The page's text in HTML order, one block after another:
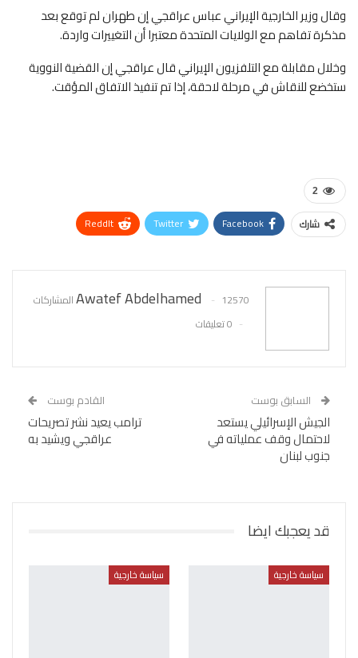
وقال وزير الخارجية الإيراني عباس عراقجي إن طهران لم توقع بعد
مذكرة تفاهم مع الولايات المتحدة معتبرا أن التغييرات واردة.
وخلال مقابلة مع التلفزيون الإيراني قال عراقجي إن القضية النووية
ستخضع للنقاش في مرحلة لاحقة، إذا تم تنفيذ الاتفاق المؤقت.
2
شارك Facebook
Twitter
ReddIt
Awatef Abdelhamed
12570 المشاركات
0 تعليقات
السابق بوست
الجيش الإسرائيلي يستعد
لاحتمال وقف عملياته في
جنوب لبنان
القادم بوست
ترامب يعيد نشر تصريحات
عراقجي ويشيد به
قد يعجبك ايضا
سياسة خارجية سياسة خارجية